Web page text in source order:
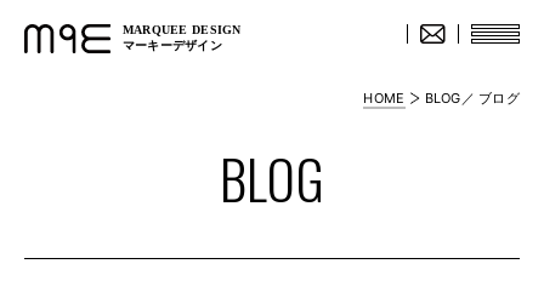
MARQUEE DESIGN
マーキーデザイン
HOME BLOG／ ブログ
BLOG